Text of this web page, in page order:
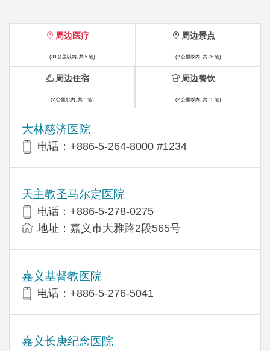
周边医疗
(30 公里以内, 共 5 笔)
大林慈济医院
电话：+886-5-264-8000 #1234
天主教圣马尔定医院
电话：+886-5-278-0275
地址：嘉义市大雅路2段565号
嘉义基督教医院
电话：+886-5-276-5041
嘉义长庚纪念医院
周边景点
(2 公里以内, 共 76 笔)
周边住宿
(2 公里以内, 共 5 笔)
周边餐饮
(2 公里以内, 共 15 笔)